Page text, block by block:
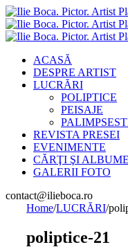
ACASĂ
DESPRE ARTIST
LUCRĂRI
POLIPTICE
PEISAJE
REVISTA PRESEI
EVENIMENTE
CĂRŢI ŞI ALBUME
GALERII FOTO
Email
contact@ilieboca.ro
Home/LUCRĂRI/
poliptice-21